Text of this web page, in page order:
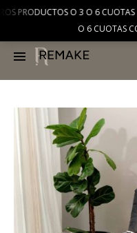
HASTA 20% DE DESCUENTO
O 6 CUOTAS
PRODUCTOS O 3 O 6